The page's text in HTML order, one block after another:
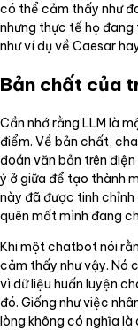
có thể cảm thấy như
nhưng thực tế họ
như ví dụ về Caesar
Bản chất của
Cần nhớ rằng LLM là
điểm. Về bản chất,
đoán văn bản trên
ý ở giữa để tạo thành
này đã được tinh
quên mất mình đang
Khi một chatbot nói
cảm thấy như vậy. Nó
vì dữ liệu huấn luyện
đó. Giống như việc
lòng không có nghĩa